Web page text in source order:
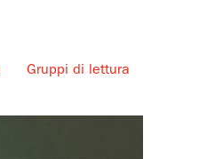
Gruppi di lettura